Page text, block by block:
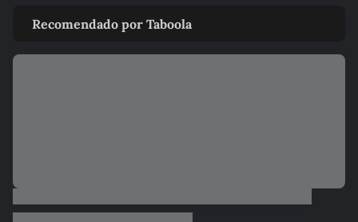
de prata e evolução do...
PARIS É DELAS
em histórias
Recomendado por Taboola